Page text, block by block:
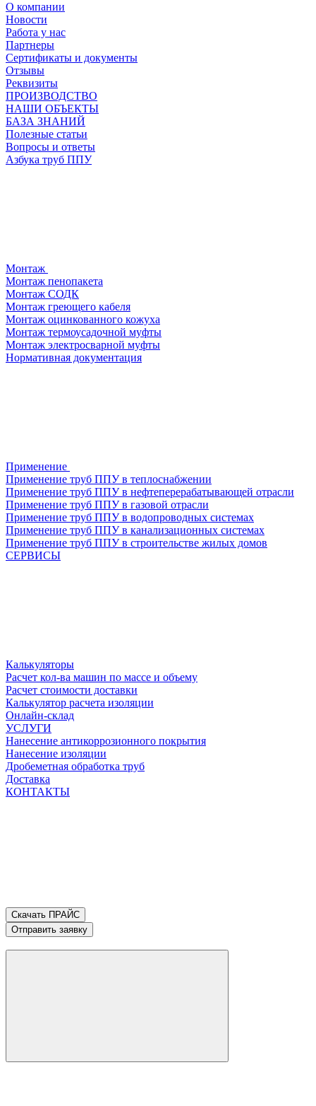
О компании
Новости
Работа у нас
Партнеры
Сертификаты и документы
Отзывы
Реквизиты
ПРОИЗВОДСТВО
НАШИ ОБЪЕКТЫ
БАЗА ЗНАНИЙ
Полезные статьи
Вопросы и ответы
Азбука труб ППУ
Монтаж
Монтаж пенопакета
Монтаж СОДК
Монтаж греющего кабеля
Монтаж оцинкованного кожуха
Монтаж термоусадочной муфты
Монтаж электросварной муфты
Нормативная документация
Применение
Применение труб ППУ в теплоснабжении
Применение труб ППУ в нефтеперерабатывающей отрасли
Применение труб ППУ в газовой отрасли
Применение труб ППУ в водопроводных системах
Применение труб ППУ в канализационных системах
Применение труб ППУ в строительстве жилых домов
СЕРВИСЫ
Калькуляторы
Расчет кол-ва машин по массе и объему
Расчет стоимости доставки
Калькулятор расчета изоляции
Онлайн-склад
УСЛУГИ
Нанесение антикоррозионного покрытия
Нанесение изоляции
Дробеметная обработка труб
Доставка
КОНТАКТЫ
Скачать ПРАЙС
Отправить заявку